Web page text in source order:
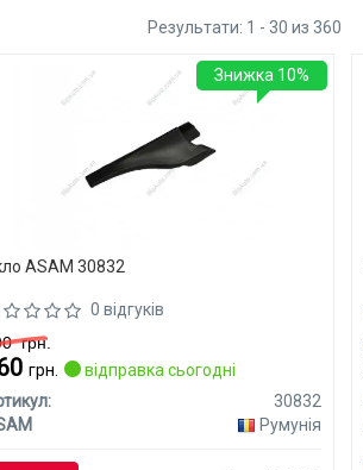
Результати: 1 - 30 из 360
ASAM 30832
0 відгуків
грн.
грн.
відправка сьогодні
30832
Румунія
Знижка 10%